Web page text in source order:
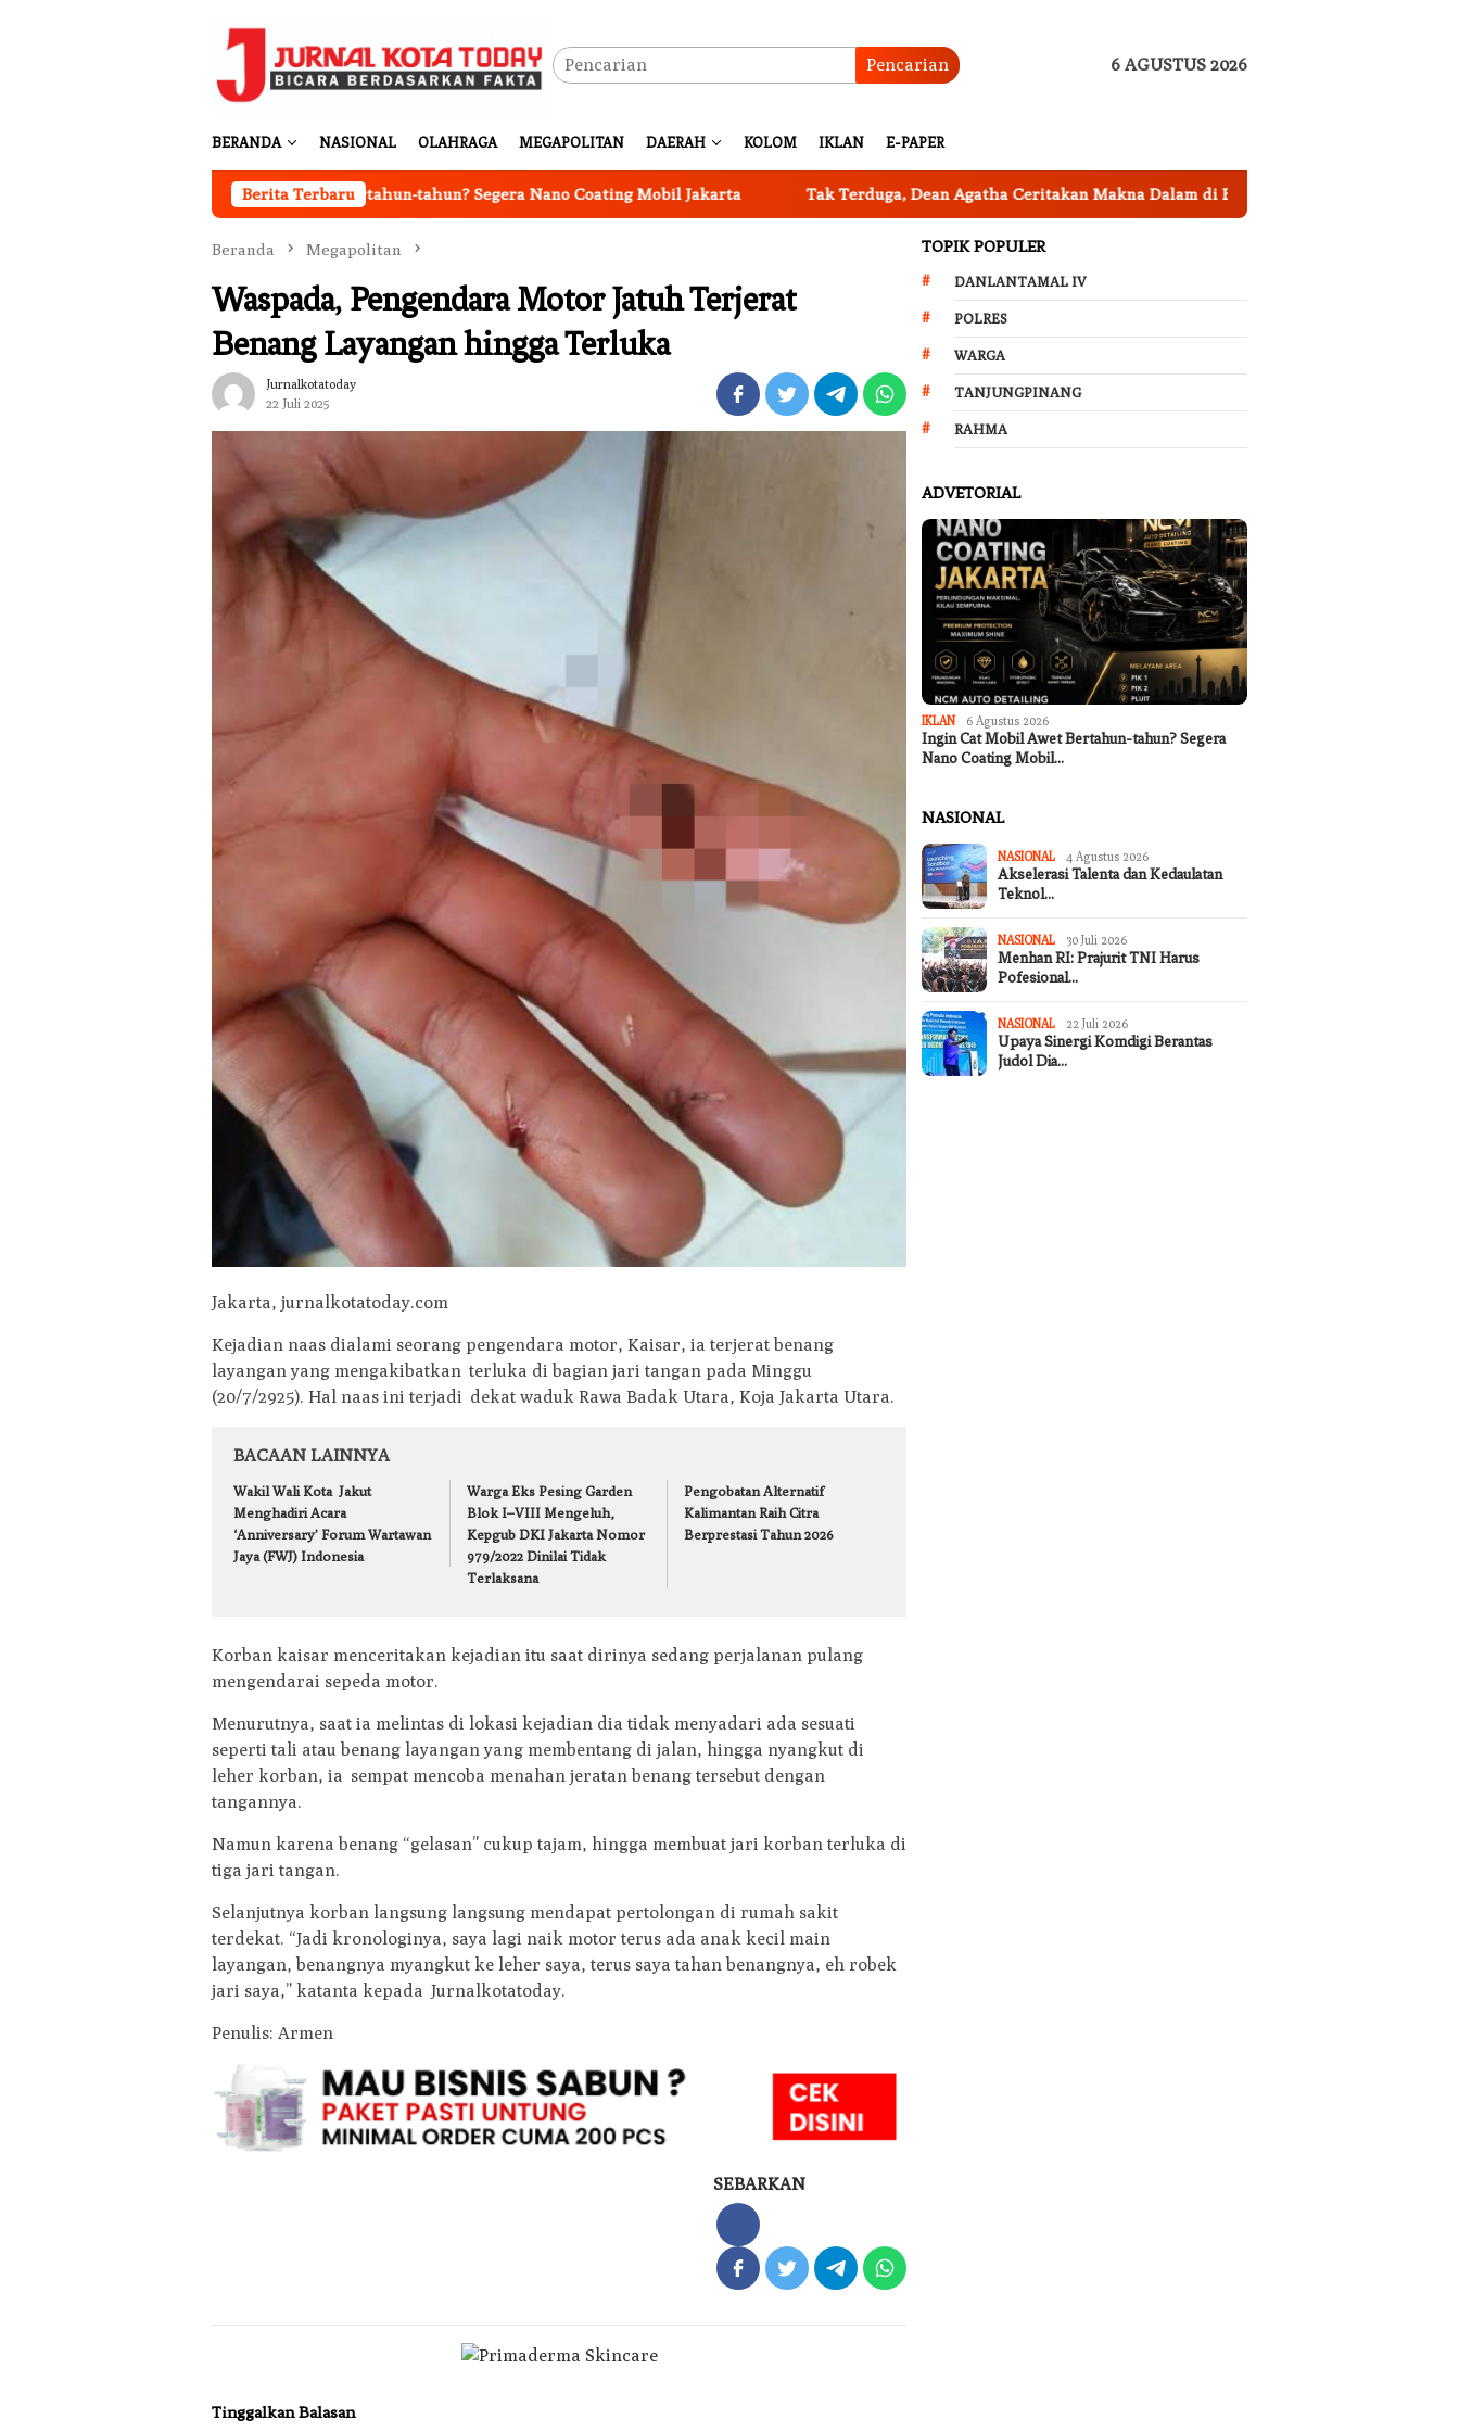
Pencarian 6 AGUSTUS 2026
BERANDA NASIONAL OLAHRAGA MEGAPOLITAN DAERAH KOLOM IKLAN E-PAPER
Berita Terbaru
Ingin Cat Mobil Awet Bertahun-tahun? Segera Nano Coating Mobil Jakarta Tak Terduga, Dean Agatha Ceritakan Makna Dalam di Balik Lagu ‘Membatu’, Bikin Netizen
Beranda Megapolitan
Waspada, Pengendara Motor Jatuh Terjerat
Benang Layangan hingga Terluka
Jurnalkotatoday
22 Juli 2025
Jakarta, jurnalkotatoday.com
Kejadian naas dialami seorang pengendara motor, Kaisar, ia terjerat benang
layangan yang mengakibatkan terluka di bagian jari tangan pada Minggu
(20/7/2925). Hal naas ini terjadi dekat waduk Rawa Badak Utara, Koja Jakarta Utara.
BACAAN LAINNYA
Wakil Wali Kota Jakut
Menghadiri Acara
‘Anniversary’ Forum Wartawan
Jaya (FWJ) Indonesia
Warga Eks Pesing Garden
Blok I–VIII Mengeluh,
Kepgub DKI Jakarta Nomor
979/2022 Dinilai Tidak
Terlaksana
Pengobatan Alternatif
Kalimantan Raih Citra
Berprestasi Tahun 2026
Korban kaisar menceritakan kejadian itu saat dirinya sedang perjalanan pulang
mengendarai sepeda motor.
Menurutnya, saat ia melintas di lokasi kejadian dia tidak menyadari ada sesuati
seperti tali atau benang layangan yang membentang di jalan, hingga nyangkut di
leher korban, ia sempat mencoba menahan jeratan benang tersebut dengan
tangannya.
Namun karena benang “gelasan” cukup tajam, hingga membuat jari korban terluka di
tiga jari tangan.
Selanjutnya korban langsung langsung mendapat pertolongan di rumah sakit
terdekat. “Jadi kronologinya, saya lagi naik motor terus ada anak kecil main
layangan, benangnya myangkut ke leher saya, terus saya tahan benangnya, eh robek
jari saya,” katanta kepada Jurnalkotatoday.
Penulis: Armen
SEBARKAN
Tinggalkan Balasan
TOPIK POPULER
DANLANTAMAL IV
POLRES
WARGA
TANJUNGPINANG
RAHMA
ADVETORIAL
IKLAN 6 Agustus 2026
Ingin Cat Mobil Awet Bertahun-tahun? Segera
Nano Coating Mobil…
NASIONAL
NASIONAL 4 Agustus 2026
Akselerasi Talenta dan Kedaulatan
Teknol…
NASIONAL 30 Juli 2026
Menhan RI: Prajurit TNI Harus
Pofesional…
NASIONAL 22 Juli 2026
Upaya Sinergi Komdigi Berantas
Judol Dia…